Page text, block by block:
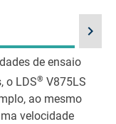
de ensaio
o LDS® V875LS
ao mesmo
velocidade
chevron_right